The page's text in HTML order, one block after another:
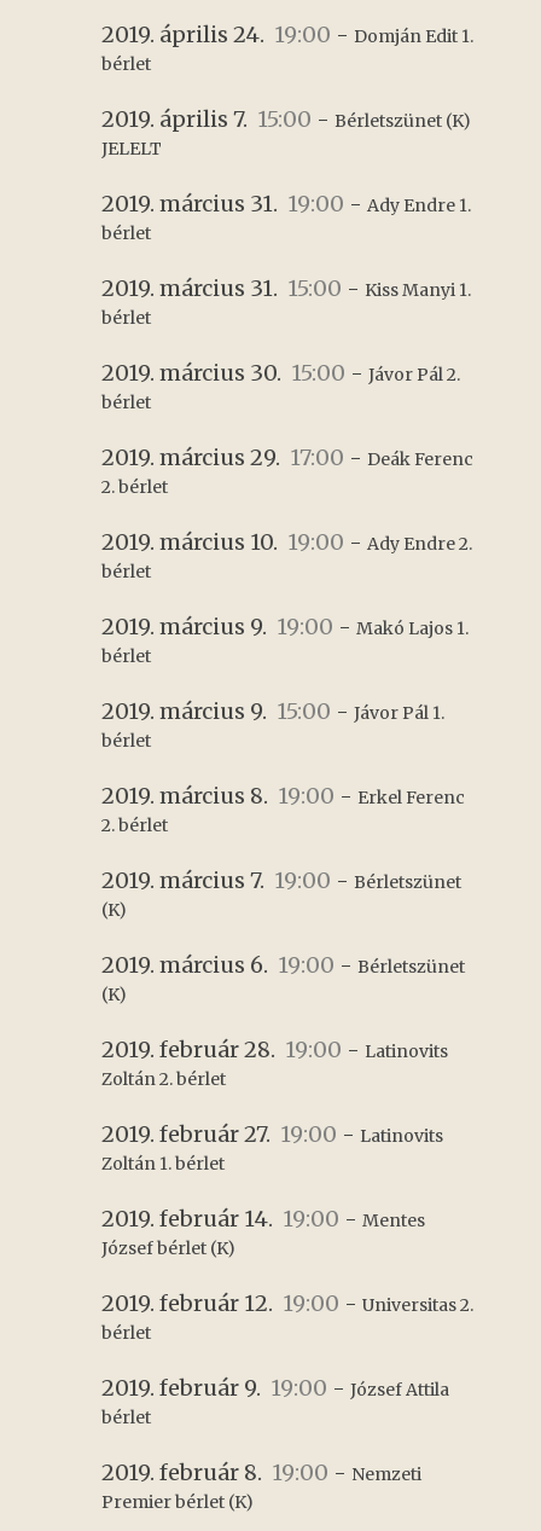
2019. április 24. 19:00 - Domján Edit 1.
bérlet
2019. április 7. 15:00 - Bérletszünet (K)
JELELT
2019. március 31. 19:00 - Ady Endre 1.
bérlet
2019. március 31. 15:00 - Kiss Manyi 1.
bérlet
2019. március 30. 15:00 - Jávor Pál 2.
bérlet
2019. március 29. 17:00 - Deák Ferenc
2. bérlet
2019. március 10. 19:00 - Ady Endre 2.
bérlet
2019. március 9. 19:00 - Makó Lajos 1.
bérlet
2019. március 9. 15:00 - Jávor Pál 1.
bérlet
2019. március 8. 19:00 - Erkel Ferenc
2. bérlet
2019. március 7. 19:00 - Bérletszünet
(K)
2019. március 6. 19:00 - Bérletszünet
(K)
2019. február 28. 19:00 - Latinovits
Zoltán 2. bérlet
2019. február 27. 19:00 - Latinovits
Zoltán 1. bérlet
2019. február 14. 19:00 - Mentes
József bérlet (K)
2019. február 12. 19:00 - Universitas 2.
bérlet
2019. február 9. 19:00 - József Attila
bérlet
2019. február 8. 19:00 - Nemzeti
Premier bérlet (K)